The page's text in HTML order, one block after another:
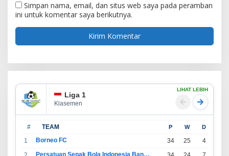
Simpan nama, email, dan situs web saya pada peramban
ini untuk komentar saya berikutnya.
Liga 1
Klasemen
LIHAT LEBIH
# TEAM P W D
1 Borneo FC 34 25 4